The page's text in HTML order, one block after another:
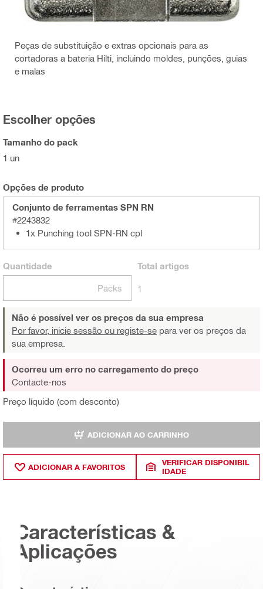
Peças de substituição e extras opcionais para as
cortadoras a bateria Hilti, incluindo moldes, punções, guias
e malas
Escolher opções
Tamanho do pack
1 un
Opções de produto
Conjunto de ferramentas SPN RN
#2243832
1x Punching tool SPN-RN cpl
Quantidade
Packs
Total artigos
1
Não é possível ver os preços da sua empresa
Por favor, inicie sessão ou registe-se para ver os preços da
sua empresa.
Preço líquido (com desconto)
Ocorreu um erro no carregamento do preço
Contacte-nos
ADICIONAR AO CARRINHO
ADICIONAR A FAVORITOS
VERIFICAR DISPONIBIL
IDADE
Características &
Aplicações